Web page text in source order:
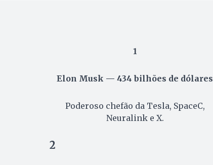
1
Elon Musk — 434 bilhões de dólares
Poderoso chefão da Tesla, SpaceC,
Neuralink e X.
2